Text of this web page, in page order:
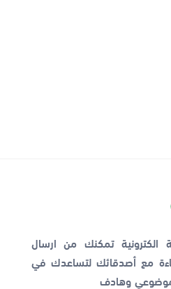
تمكنك من ارسال
مع أصدقائك لتساعدك في
وهادف